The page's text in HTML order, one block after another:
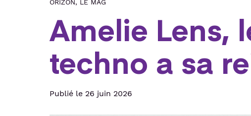
ÔRIZON, LE MAG
Amelie Lens,
techno a sa
Publié le 26 juin 2026